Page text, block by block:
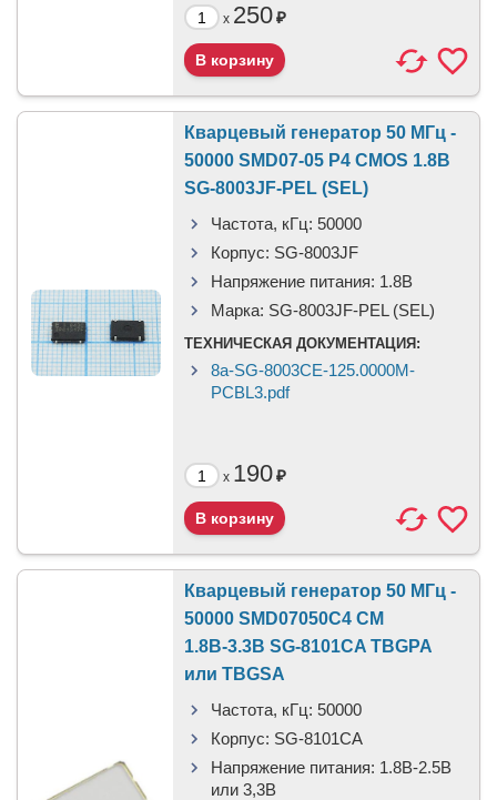
x 250₽
Кварцевый генератор 50 МГц -
50000 SMD07-05 P4 CMOS 1.8В
SG-8003JF-PEL (SEL)
Частота, кГц: 50000
Корпус: SG-8003JF
Напряжение питания: 1.8В
Марка: SG-8003JF-PEL (SEL)
ТЕХНИЧЕСКАЯ ДОКУМЕНТАЦИЯ:
8a-SG-8003CE-125.0000M-
PCBL3.pdf
x 190₽
Кварцевый генератор 50 МГц -
50000 SMD07050C4 CM
1.8В-3.3В SG-8101CA TBGPA
или TBGSA
Частота, кГц: 50000
Корпус: SG-8101CA
Напряжение питания: 1.8В-2.5B
или 3,3B